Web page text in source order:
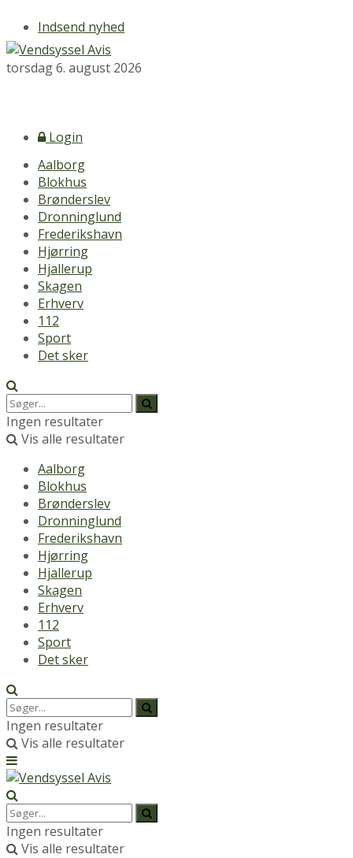
Indsend nyhed
torsdag 6. august 2026
Login
Aalborg
Blokhus
Brønderslev
Dronninglund
Frederikshavn
Hjørring
Hjallerup
Skagen
Erhverv
112
Sport
Det sker
Ingen resultater
Vis alle resultater
Aalborg
Blokhus
Brønderslev
Dronninglund
Frederikshavn
Hjørring
Hjallerup
Skagen
Erhverv
112
Sport
Det sker
Ingen resultater
Vis alle resultater
Ingen resultater
Vis alle resultater